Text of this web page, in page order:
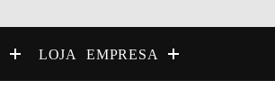
LOJA EMPRESA